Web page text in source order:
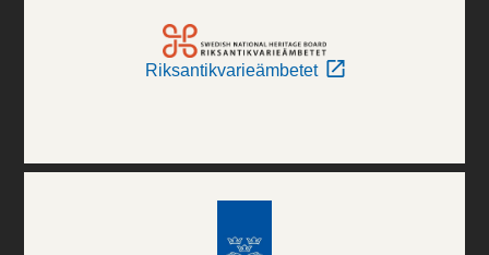
Riksantikvarieämbetet